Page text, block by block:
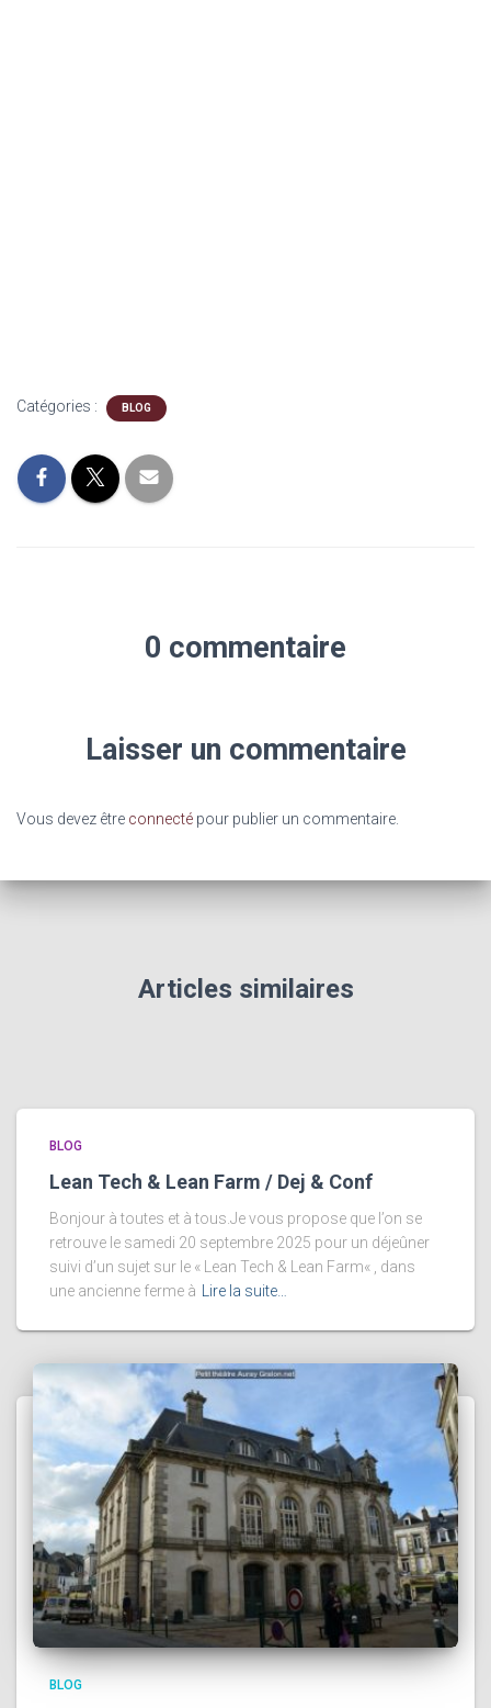
Catégories : BLOG
0 commentaire
Laisser un commentaire
Vous devez être connecté pour publier un commentaire.
Articles similaires
BLOG
Lean Tech & Lean Farm / Dej & Conf
Bonjour à toutes et à tous.Je vous propose que l’on se
retrouve le samedi 20 septembre 2025 pour un déjeûner
suivi d’un sujet sur le « Lean Tech & Lean Farm« , dans
une ancienne ferme à Lire la suite…
BLOG